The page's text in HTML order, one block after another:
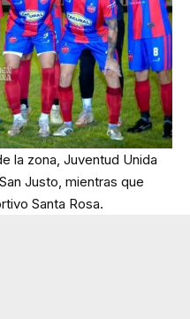
la zona, Juventud Unida
Justo, mientras que
Santa Rosa.